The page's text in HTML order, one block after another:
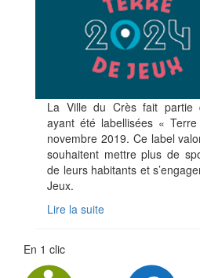
La Ville du Crès fait partie
ayant été labellisées «
novembre 2019. Ce label
souhaitent mettre plus de
de leurs habitants et
Jeux.
Lire la suite
En 1 clic